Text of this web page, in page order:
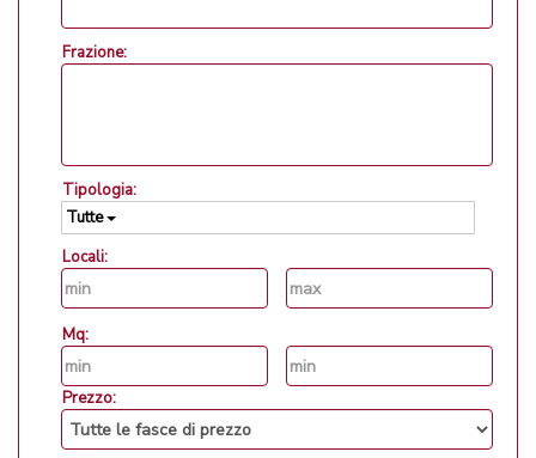
Frazione:
Tipologia:
Tutte
Locali:
Mq:
Prezzo: